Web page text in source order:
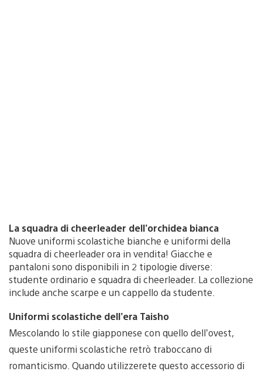
La squadra di cheerleader dell’orchidea bianca
Nuove uniformi scolastiche bianche e uniformi della
squadra di cheerleader ora in vendita! Giacche e
pantaloni sono disponibili in 2 tipologie diverse:
studente ordinario e squadra di cheerleader. La collezione
include anche scarpe e un cappello da studente.
Uniformi scolastiche dell’era Taisho
Mescolando lo stile giapponese con quello dell’ovest,
queste uniformi scolastiche retrò traboccano di
romanticismo. Quando utilizzerete questo accessorio di